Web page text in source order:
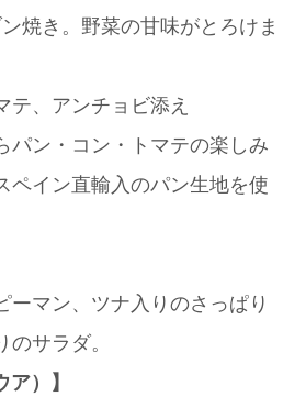
焼き。野菜の甘味がとろけま
、アンチョビ添え
パン・コン・トマテの楽しみ
ペイン直輸入のパン生地を使
ーマン、ツナ入りのさっぱり
のサラダ。
ア）】